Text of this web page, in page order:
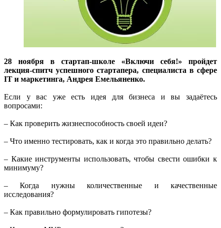
28 ноября в стартап-школе «Включи себя!» пройдет
лекция-спитч успешного стартапера, специалиста в сфере
IT и маркетинга, Андрея Емельяненко.
Если у вас уже есть идея для бизнеса и вы задаётесь
вопросами:
– Как проверить жизнеспособность своей идеи?
– Что именно тестировать, как и когда это правильно делать?
– Какие инструменты использовать, чтобы свести ошибки к
минимуму?
– Когда нужны количественные и качественные
исследования?
– Как правильно формулировать гипотезы?